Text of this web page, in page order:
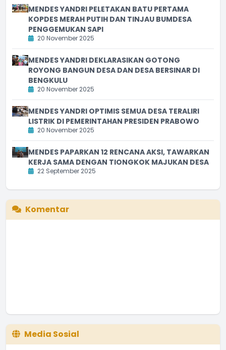
MENDES YANDRI PELETAKAN BATU PERTAMA
KOPDES MERAH PUTIH DAN TINJAU BUMDESA
PENGGEMUKAN SAPI
20 November 2025
MENDES YANDRI DEKLARASIKAN GOTONG
ROYONG BANGUN DESA DAN DESA BERSINAR DI
BENGKULU
20 November 2025
MENDES YANDRI OPTIMIS SEMUA DESA TERALIRI
LISTRIK DI PEMERINTAHAN PRESIDEN PRABOWO
20 November 2025
MENDES PAPARKAN 12 RENCANA AKSI, TAWARKAN
KERJA SAMA DENGAN TIONGKOK MAJUKAN DESA
22 September 2025
Komentar
Media Sosial